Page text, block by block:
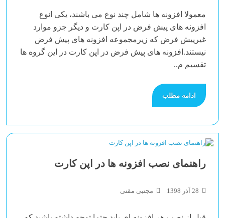
معمولا افزونه ها شامل چند نوع می باشند، یکی انوع
افزونه های پیش فرض در اپن کارت و دیگر جزو موارد
غیرپیش فرض که زیرمجموعه افزونه های پیش فرض
نیستند.افزونه های پیش فرض در اپن کارت در این گروه ها
تقسیم م..
ادامه مطلب
راهنمای نصب افزونه ها در اپن کارت
28 آذر 1398 مجتبی مقنی